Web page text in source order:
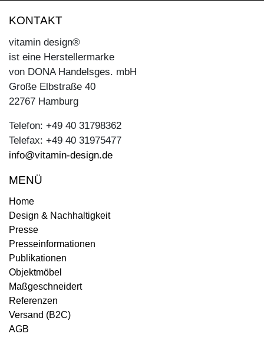
KONTAKT
vitamin design®
ist eine Herstellermarke
von DONA Handelsges. mbH
Große Elbstraße 40
22767 Hamburg
Telefon: +49 40 31798362
Telefax: +49 40 31975477
info@vitamin-design.de
MENÜ
Home
Design & Nachhaltigkeit
Presse
Presseinformationen
Publikationen
Objektmöbel
Maßgeschneidert
Referenzen
Versand (B2C)
AGB